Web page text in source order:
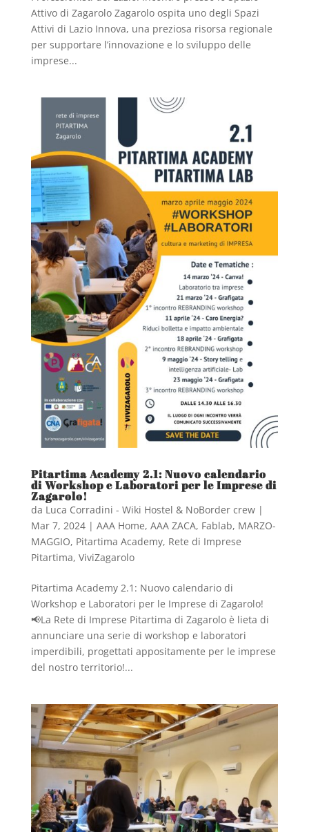
Attivo di Zagarolo Zagarolo ospita uno degli Spazi
Attivi di Lazio Innova, una preziosa risorsa regionale
per supportare l’innovazione e lo sviluppo delle
imprese...
Pitartima Academy 2.1: Nuovo calendario
di Workshop e Laboratori per le Imprese di
Zagarolo!
da Luca Corradini - Wiki Hostel & NoBorder crew|
Mar 7, 2024| AAA Home, AAA ZACA, Fablab, MARZO-
MAGGIO, Pitartima Academy, Rete di Imprese
Pitartima, ViviZagarolo
Pitartima Academy 2.1: Nuovo calendario di
Workshop e Laboratori per le Imprese di Zagarolo!
📢La Rete di Imprese Pitartima di Zagarolo è lieta di
annunciare una serie di workshop e laboratori
imperdibili, progettati appositamente per le imprese
del nostro territorio!...